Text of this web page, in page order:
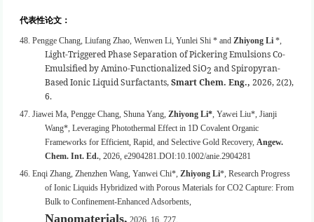
代表性论文 ：
48.Pengge Chang, Liufang Zhao, Wenwen Li, Yunlei Shi * andZhiyong Li *,
Light-Triggered Phase Separation of Pickering Emulsions Co-
Emulsified by Amino-Functionalized SiO2 and Spiropyran-
Based Ionic Liquid Surfactants,Smart Chem. Eng., 2026, 2(2),
6.
47. Jiawei Ma, Pengge Chang, Shuna Yang,Zhiyong Li*, Yawei Liu*, Jianji
Wang*, Leveraging Photothermal Effect in 1D Covalent Organic
Frameworks for Efficient, Rapid, and Selective Gold Recovery,Angew.
Chem. Int. Ed., 2026, e2904281.DOI:10.1002/anie.2904281
46.Enqi Zhang, Zhenzhen Wang, Yanwei Chi*,Zhiyong Li*, Research Progress
of Ionic Liquids Hybridized with Porous Materials for CO2 Capture: From
Bulk to Confinement-Enhanced Adsorbents,
Nanomaterials,